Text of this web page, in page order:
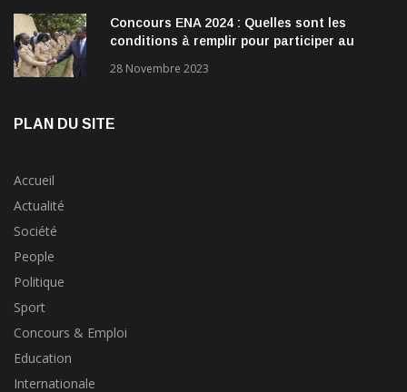
Concours ENA 2024 : Quelles sont les
conditions à remplir pour participer au
28 Novembre 2023
PLAN DU SITE
Accueil
Actualité
Société
People
Politique
Sport
Concours & Emploi
Education
Internationale